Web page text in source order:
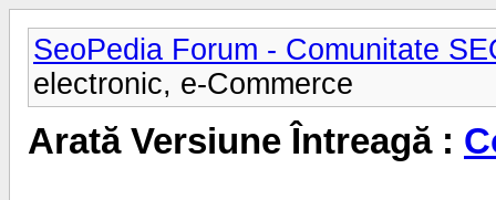
SeoPedia Forum - Comunitate
electronic, e-Commerce
Arată Versiune Întreagă :